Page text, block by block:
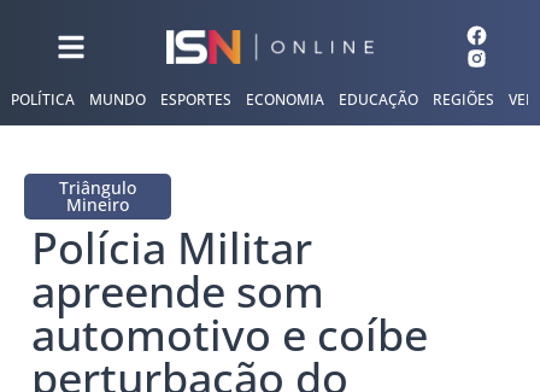
POLÍTICA MUNDO ESPORTES ECONOMIA EDUCAÇÃO REGIÕES
Triângulo
Mineiro
Polícia Militar
apreende som
automotivo e coíbe
perturbação do